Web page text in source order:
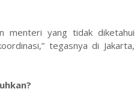
menteri yang tidak diketahui
tegasnya di Jakarta,